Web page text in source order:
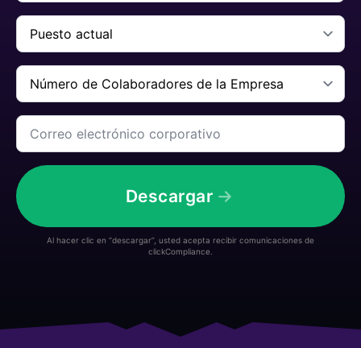
Carga
Actual
*
Número
Colaboradores
la
Empresa
*
Correo
electrónico
corporativo
Descargar
Al hacer clic en “descargar”, usted acepta recibir comunicaciones de
clickCompliance.